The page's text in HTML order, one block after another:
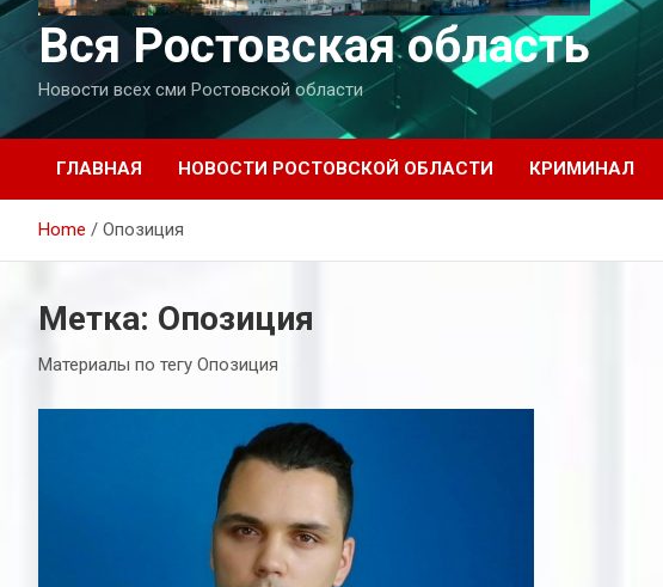
Вся Ростовская область
Новости всех сми Ростовской области
ГЛАВНАЯ НОВОСТИ РОСТОВСКОЙ ОБЛАСТИ КРИМИНАЛ
Home Опозиция
Метка: Опозиция
Материалы по тегу Опозиция